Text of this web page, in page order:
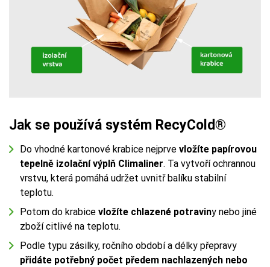
Jak se používá systém RecyCold®
Do vhodné kartonové krabice nejprve vložíte papírovou
tepelně izolační výplň Climaliner. Ta vytvoří ochrannou
vrstvu, která pomáhá udržet uvnitř balíku stabilní
teplotu.
Potom do krabice vložíte chlazené potraviny nebo jiné
zboží citlivé na teplotu.
Podle typu zásilky, ročního období a délky přepravy
přidáte potřebný počet předem nachlazených nebo